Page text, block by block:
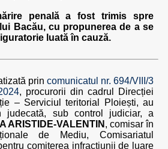
penală a fost trimis spre
Bacău, cu propunerea de a se
luată în cauză.
prin comunicatul nr. 694/VIII/3
, procurorii din cadrul Direcției
– Serviciul teritorial Ploiești, au
judecată, sub control judiciar, a
ARISTIDE-VALENTIN , comisar în
de Mediu, Comisariatul
comiterea infracțiunii de luare